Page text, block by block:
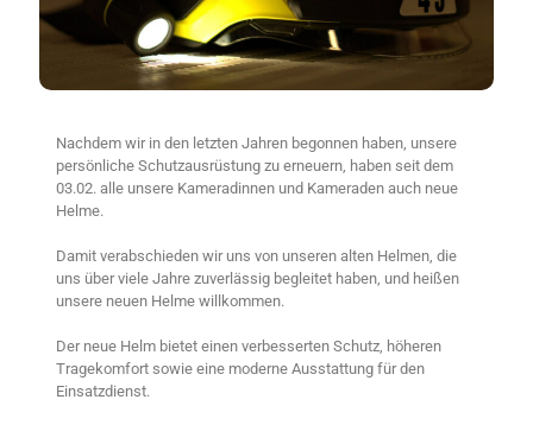
Nachdem wir in den letzten Jahren begonnen haben, unsere
persönliche Schutzausrüstung zu erneuern, haben seit dem
03.02. alle unsere Kameradinnen und Kameraden auch neue
Helme.
Damit verabschieden wir uns von unseren alten Helmen, die
uns über viele Jahre zuverlässig begleitet haben, und heißen
unsere neuen Helme willkommen.
Der neue Helm bietet einen verbesserten Schutz, höheren
Tragekomfort sowie eine moderne Ausstattung für den
Einsatzdienst.